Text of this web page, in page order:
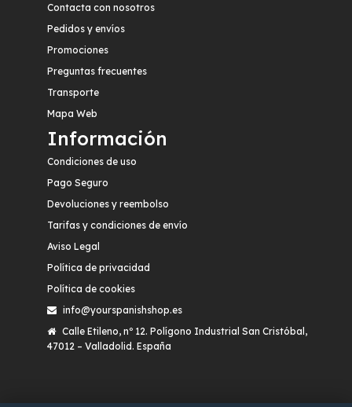
Contacta con nosotros
Pedidos y envíos
Promociones
Preguntas frecuentes
Transporte
Mapa Web
Información
Condiciones de uso
Pago Seguro
Devoluciones y reembolso
Tarifas y condiciones de envío
Aviso Legal
Política de privacidad
Política de cookies
info@yourspanishshop.es
Calle Etileno, nº 12. Polígono Industrial San Cristóbal,
47012 – Valladolid. España